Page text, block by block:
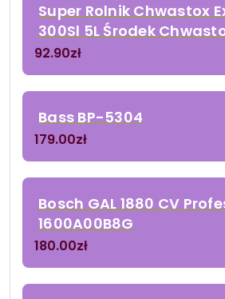
Super Rolnik Chwastox
300Sl 5L Środek
92.90zł
Bass BP-5304
179.00zł
Bosch GAL 1880 CV
1600A00B8G
180.00zł